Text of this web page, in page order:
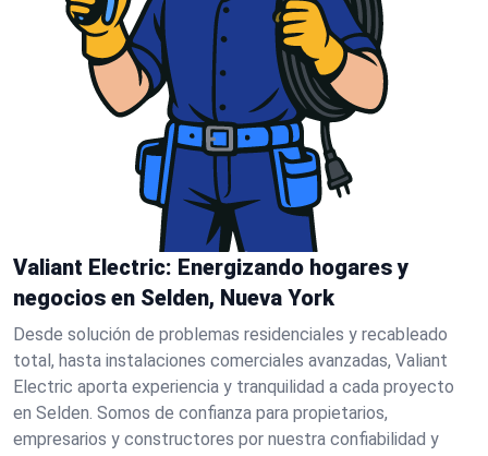
Valiant Electric: Energizando hogares y
negocios en Selden, Nueva York
Desde solución de problemas residenciales y recableado
total, hasta instalaciones comerciales avanzadas, Valiant
Electric aporta experiencia y tranquilidad a cada proyecto
en Selden. Somos de confianza para propietarios,
empresarios y constructores por nuestra confiabilidad y